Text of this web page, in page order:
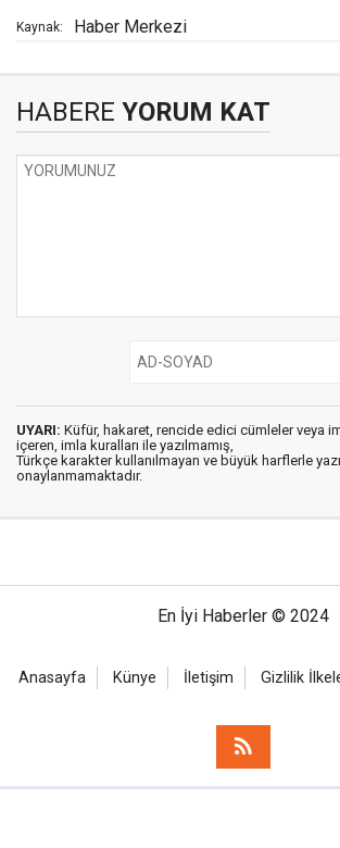
Kaynak: Haber Merkezi
HABERE YORUM KAT
UYARI: Küfür, hakaret, rencide edici cümleler veya
içeren, imla kuralları ile yazılmamış,
Türkçe karakter kullanılmayan ve büyük harflerle
onaylanmamaktadır.
En İyi Haberler © 2024
Anasayfa Künye İletişim Gizlilik